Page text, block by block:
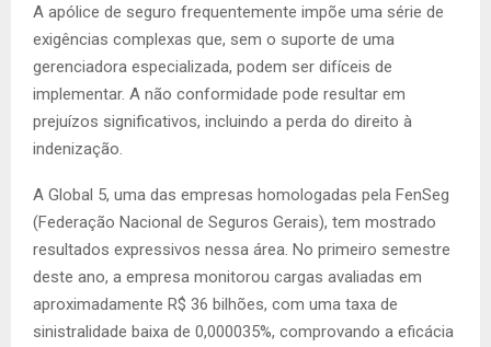
A apólice de seguro frequentemente impõe uma série de
exigências complexas que, sem o suporte de uma
gerenciadora especializada, podem ser difíceis de
implementar. A não conformidade pode resultar em
prejuízos significativos, incluindo a perda do direito à
indenização.
A Global 5, uma das empresas homologadas pela FenSeg
(Federação Nacional de Seguros Gerais), tem mostrado
resultados expressivos nessa área. No primeiro semestre
deste ano, a empresa monitorou cargas avaliadas em
aproximadamente R$ 36 bilhões, com uma taxa de
sinistralidade baixa de 0,000035%, comprovando a eficácia